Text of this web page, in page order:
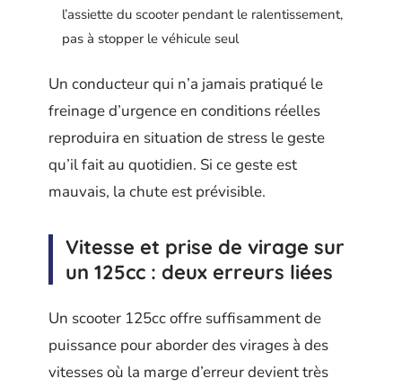
l’assiette du scooter pendant le ralentissement,
pas à stopper le véhicule seul
Un conducteur qui n’a jamais pratiqué le
freinage d’urgence en conditions réelles
reproduira en situation de stress le geste
qu’il fait au quotidien. Si ce geste est
mauvais, la chute est prévisible.
Vitesse et prise de virage sur
un 125cc : deux erreurs liées
Un scooter 125cc offre suffisamment de
puissance pour aborder des virages à des
vitesses où la marge d’erreur devient très